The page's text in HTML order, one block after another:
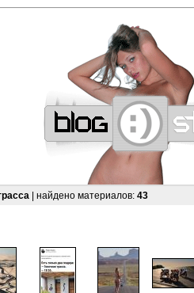
———————————————
| найдено материалов: 43